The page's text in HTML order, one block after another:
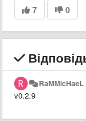
7 0
RaMMicHaeL
v0.2.9